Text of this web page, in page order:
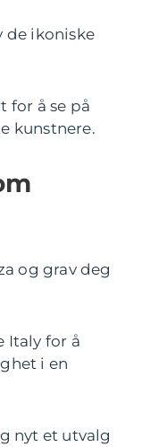
de ikoniske
for å se på
kunstnere.
og grav deg
Italy for å
i en
nyt et utvalg